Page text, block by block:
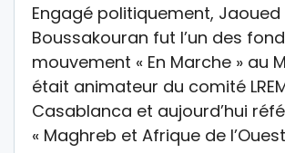
Engagé politiquement, Jaoued
Boussakouran fut l’un des
mouvement « En Marche » au
était animateur du comité
Casablanca et aujourd’hui
« Maghreb et Afrique de